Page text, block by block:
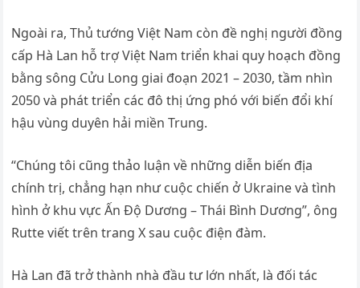
Ngoài ra, Thủ tướng Việt Nam còn đề nghị người đồng
cấp Hà Lan hỗ trợ Việt Nam triển khai quy hoạch đồng
bằng sông Cửu Long giai đoạn 2021 – 2030, tầm nhìn
2050 và phát triển các đô thị ứng phó với biến đổi khí
hậu vùng duyên hải miền Trung.
“Chúng tôi cũng thảo luận về những diễn biến địa
chính trị, chẳng hạn như cuộc chiến ở Ukraine và tình
hình ở khu vực Ấn Độ Dương – Thái Bình Dương”, ông
Rutte viết trên trang X sau cuộc điện đàm.
Hà Lan đã trở thành nhà đầu tư lớn nhất, là đối tác